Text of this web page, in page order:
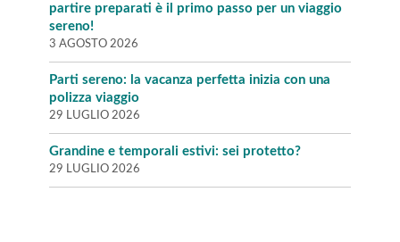
partire preparati è il primo passo per un viaggio
sereno!
3 AGOSTO 2026
Parti sereno: la vacanza perfetta inizia con una
polizza viaggio
29 LUGLIO 2026
Grandine e temporali estivi: sei protetto?
29 LUGLIO 2026